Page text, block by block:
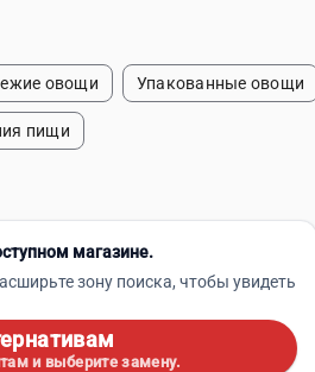
овощи Упакованные овощи
пищи
магазине.
зону поиска, чтобы увидеть
и выберите замену.